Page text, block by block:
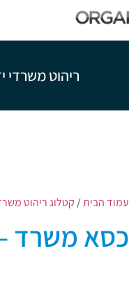
ריהוט משרדי
עמוד הבית/ קטלוג ריהוט
כסא משרד –